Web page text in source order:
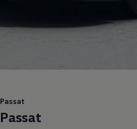
Pannen- und Unfallhilfe
Schutz und Pflege
Digitale Extras
Passat
Passat